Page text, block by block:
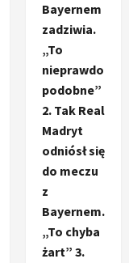
Bayernem
zadziwia.
„To
nieprawdo
podobne”
2. Tak Real
Madryt
odniósł się
do meczu
z
Bayernem.
„To chyba
żart” 3.